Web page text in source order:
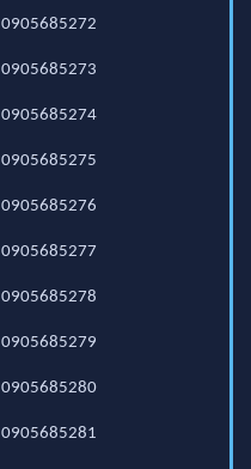
0905685272
0905685273
0905685274
0905685275
0905685276
0905685277
0905685278
0905685279
0905685280
0905685281